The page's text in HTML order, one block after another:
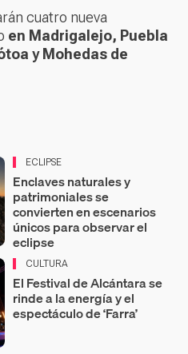
cuatro nueva
en Madrigalejo, Puebla
y Mohedas de
ECLIPSE
Enclaves naturales y
patrimoniales se
convierten en escenarios
únicos para observar el
eclipse
CULTURA
El Festival de Alcántara se
rinde a la energía y el
espectáculo de ‘Farra’